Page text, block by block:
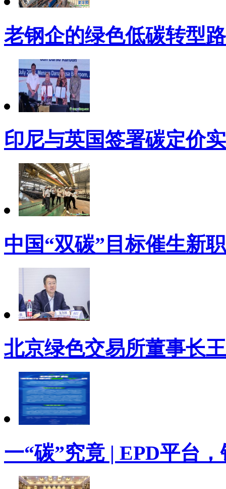
老钢企的绿色低碳转型路
印尼与英国签署碳定价
中国“双碳”目标催生新
北京绿色交易所董事长
一“碳”究竟 | EPD平台